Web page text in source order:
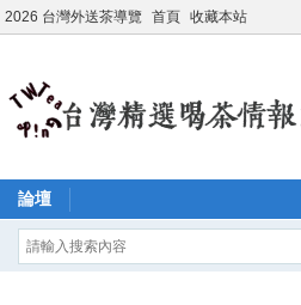
2026 台灣外送茶導覽 首頁 收藏本站
論壇